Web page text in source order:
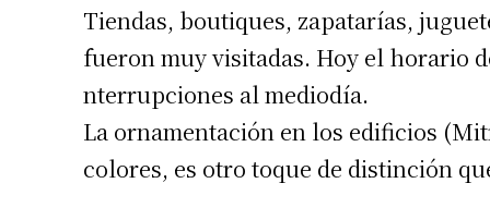
Tiendas, boutiques, zapatarías,
fueron muy visitadas. Hoy el horario
nterrupciones al mediodía.
La ornamentación en los edificios
colores, es otro toque de distinción